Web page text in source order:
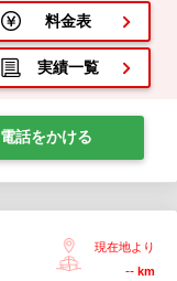
料金表
実績一覧
電話をかける
現在地より
-- km